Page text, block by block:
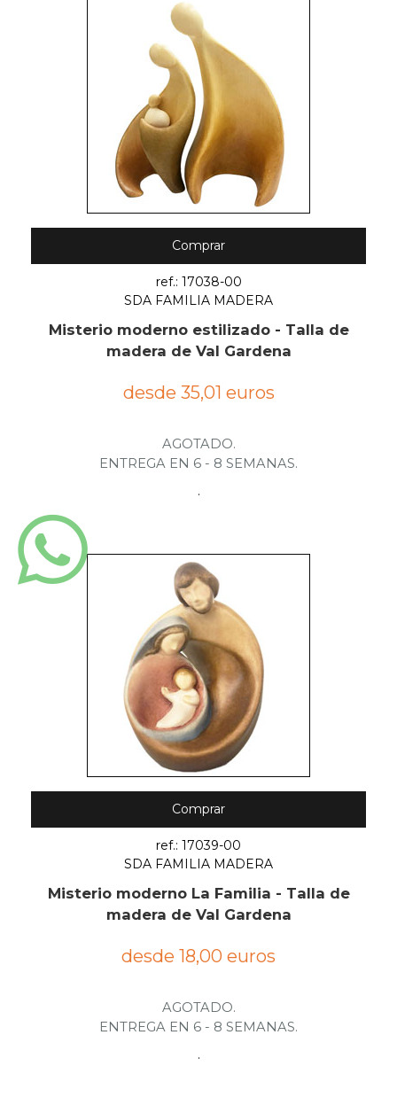
Comprar
ref.: 17038-00
SDA FAMILIA MADERA
Misterio moderno estilizado - Talla de
madera de Val Gardena
desde 35,01 euros
AGOTADO.
ENTREGA EN 6 - 8 SEMANAS.
.
Comprar
ref.: 17039-00
SDA FAMILIA MADERA
Misterio moderno La Familia - Talla de
madera de Val Gardena
desde 18,00 euros
AGOTADO.
ENTREGA EN 6 - 8 SEMANAS.
.